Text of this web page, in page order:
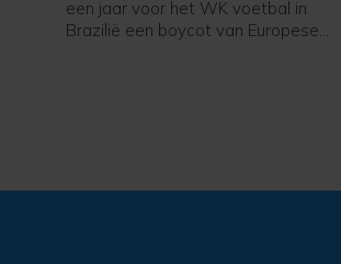
een jaar voor het WK voetbal in
Brazilië een boycot van Europese